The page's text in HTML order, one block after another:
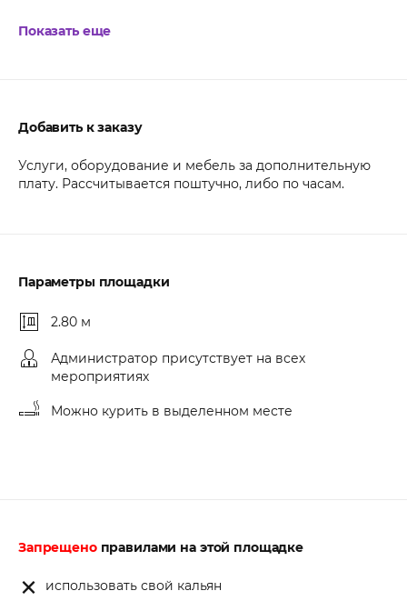
Показать еще
Добавить к заказу
Услуги, оборудование и мебель за дополнительную
плату. Рассчитывается поштучно, либо по часам.
Параметры площадки
2.80 м
Администратор присутствует на всех
мероприятиях
Можно курить в выделенном месте
Запрещеноправилами на этой площадке
использовать свой кальян